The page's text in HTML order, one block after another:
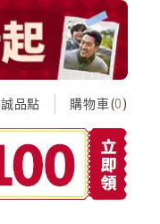
誠品點 購物車(0)